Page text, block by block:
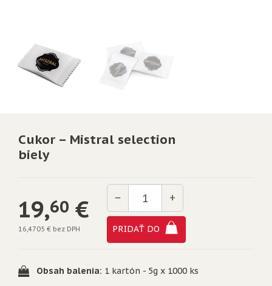
Cukor – Mistral selection
biely
19,60 €
16,4705 € bez DPH
−
Množstvo
+
PRIDAŤ DO
Obsah balenia: 1 kartón - 5g x 1000 ks